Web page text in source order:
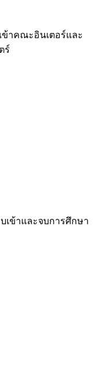
ข้าคณะอินเตอร์และ
ร์
เข้าและจบการศึกษา